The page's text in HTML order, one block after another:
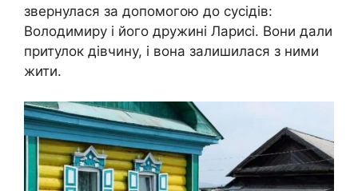
звернулася за допомогою до сусідів:
Володимиру і його дружині Ларисі. Вони дали
притулок дівчину, і вона залишилася з ними
жити.